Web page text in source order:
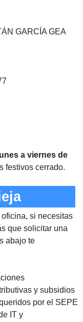
GARCÍA GEA
a viernes de
festivos cerrado.
si necesitas
que solicitar una
abajo te
y subsidios
por el SEPE
IT y